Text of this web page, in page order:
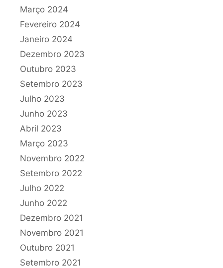
Março 2024
Fevereiro 2024
Janeiro 2024
Dezembro 2023
Outubro 2023
Setembro 2023
Julho 2023
Junho 2023
Abril 2023
Março 2023
Novembro 2022
Setembro 2022
Julho 2022
Junho 2022
Dezembro 2021
Novembro 2021
Outubro 2021
Setembro 2021